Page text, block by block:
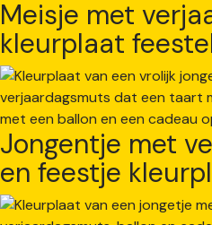
Meisje met
kleurplaat
Jongentje met
en feestje